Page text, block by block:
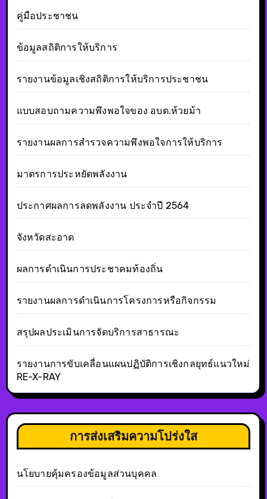
คู่มือประชาชน
ข้อมูลสถิติการให้บริการ
รายงานข้อมูลเชิงสถิติการให้บริการประชาชน
แบบสอบถามความพึงพอใจของ อบต.ห้วยม้า
รายงานผลการสำรวจความพึงพอใจการให้บริการ
มาตรการประหยัดพลังงาน
ประกาศผลการลดพลังงาน ประจำปี 2564
จังหวัดสะอาด
ผลการดำเนินการประชาคมท้องถิ่น
รายงานผลการดำเนินการโครงการหรือกิจกรรม
สรุปผลประเมินการจัดบริการสาธารณะ
รายงานการขับเคลื่อนแผนปฏิบัติการเชิงกลยุทธ์แนวใหม่
RE-X-RAY
การส่งเสริมความโปร่งใส
นโยบายคุ้มครองข้อมูลส่วนบุคคล